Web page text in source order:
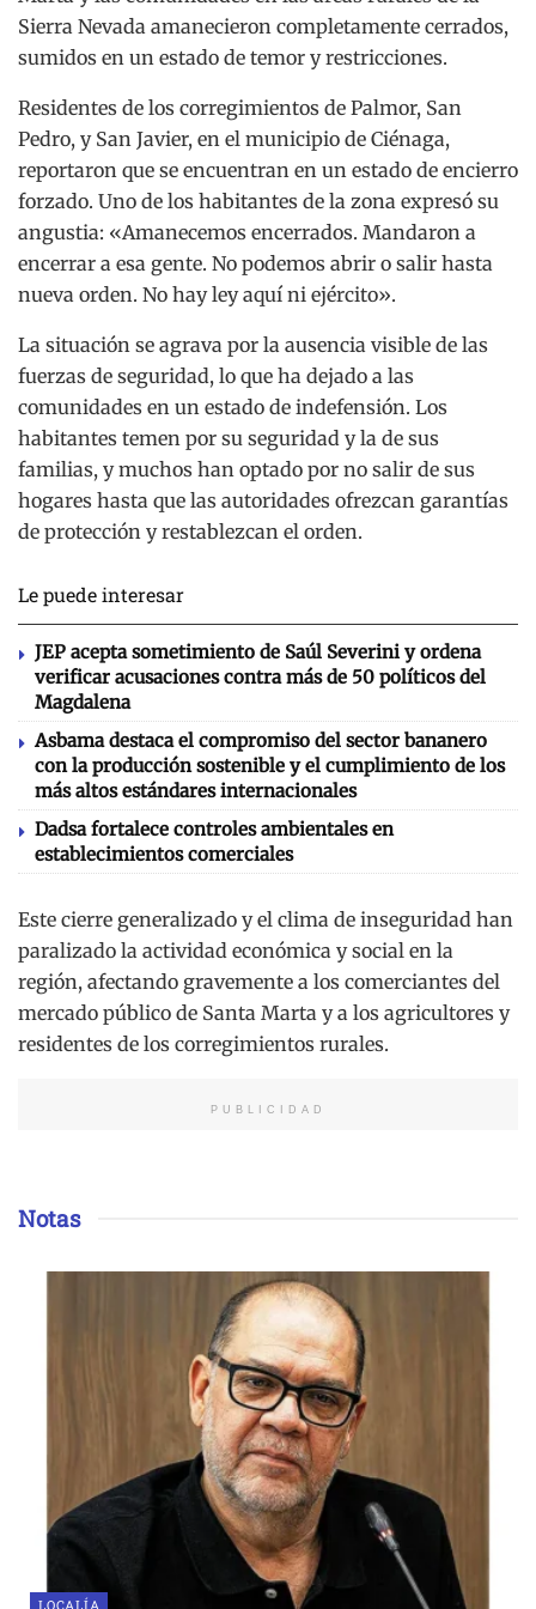
Sierra Nevada amanecieron completamente cerrados,
sumidos en un estado de temor y restricciones.
Residentes de los corregimientos de Palmor, San
Pedro, y San Javier, en el municipio de Ciénaga,
reportaron que se encuentran en un estado de encierro
forzado. Uno de los habitantes de la zona expresó su
angustia: «Amanecemos encerrados. Mandaron a
encerrar a esa gente. No podemos abrir o salir hasta
nueva orden. No hay ley aquí ni ejército».
La situación se agrava por la ausencia visible de las
fuerzas de seguridad, lo que ha dejado a las
comunidades en un estado de indefensión. Los
habitantes temen por su seguridad y la de sus
familias, y muchos han optado por no salir de sus
hogares hasta que las autoridades ofrezcan garantías
de protección y restablezcan el orden.
Le puede interesar
JEP acepta sometimiento de Saúl Severini y ordena
verificar acusaciones contra más de 50 políticos del
Magdalena
Asbama destaca el compromiso del sector bananero
con la producción sostenible y el cumplimiento de los
más altos estándares internacionales
Dadsa fortalece controles ambientales en
establecimientos comerciales
Este cierre generalizado y el clima de inseguridad han
paralizado la actividad económica y social en la
región, afectando gravemente a los comerciantes del
mercado público de Santa Marta y a los agricultores y
residentes de los corregimientos rurales.
PUBLICIDAD
Notas
LOCALÍA